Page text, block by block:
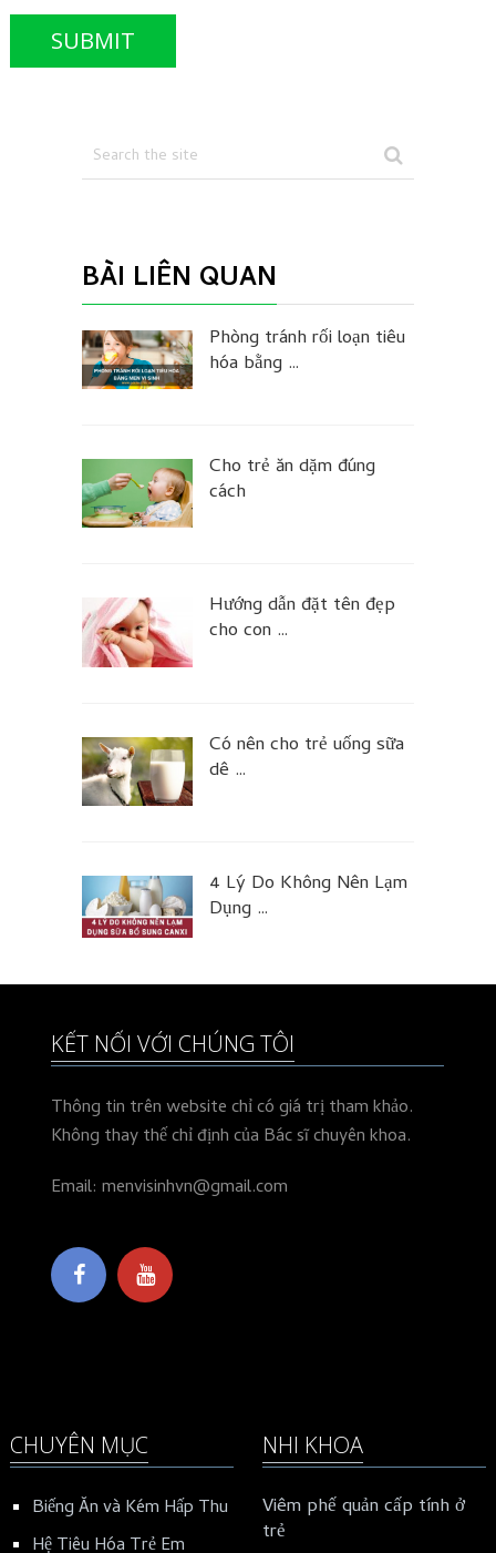
BÀI LIÊN QUAN
Phòng tránh rối loạn tiêu
hóa bằng …
Cho trẻ ăn dặm đúng
cách
Hướng dẫn đặt tên đẹp
cho con …
Có nên cho trẻ uống sữa
dê …
4 Lý Do Không Nên Lạm
Dụng …
KẾT NỐI VỚI CHÚNG TÔI
Thông tin trên website chỉ có giá trị tham khảo.
Không thay thế chỉ định của Bác sĩ chuyên khoa.
Email: menvisinhvn@gmail.com
CHUYÊN MỤC
Biếng Ăn và Kém Hấp Thu
Hệ Tiêu Hóa Trẻ Em
NHI KHOA
Viêm phế quản cấp tính ở
trẻ